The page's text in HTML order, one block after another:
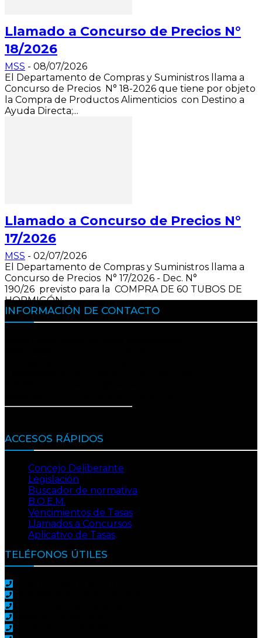
Llamado a Concurso de Precios N°
18/2026
MSS - 08/07/2026
El Departamento de Compras y Suministros llama a
Concurso de Precios N° 18-2026 que tiene por objeto
la Compra de Productos Alimenticios con Destino a
Ayuda Directa;...
Llamado a Concurso de Precios N°
17/2026
MSS - 02/07/2026
El Departamento de Compras y Suministros llama a
Concurso de Precios N° 17/2026 - Dec. N°
190/26 previsto para la COMPRA DE 60 TUBOS DE
HORMIGÓN...
INFORMACIÓN DE CONTACTO
ACCESOS RÁPIDOS
Concejo Deliberante
Legislación
Buscador de normativa
B.O.E.M.
Vencimientos de Tasas
Llamados a Concursos
Aplicativo de Tasas
TELÉFONOS ÚTILES